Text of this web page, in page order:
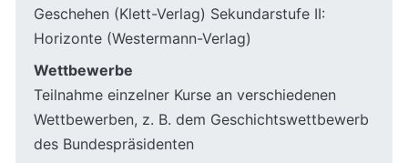
Geschehen (Klett-Verlag) Sekundarstufe II:
Horizonte (Westermann-Verlag)
Wettbewerbe
Teilnahme einzelner Kurse an verschiedenen
Wettbewerben, z. B. dem Geschichtswettbewerb
des Bundespräsidenten